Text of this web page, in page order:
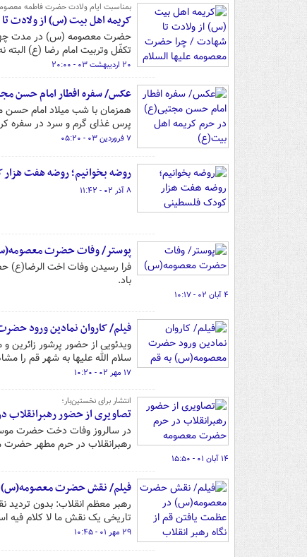
بمناسبت ایام ولادت حضرت فاطمه
کریمه اهل بیت (س) از ولادت
حضرت معصومه (س) در مدت
تکفّل وتربیت امام رضا (ع) البته
۲۰ اردیبهشت ۰۳ - ۲۰:۰۰
عکس/ سفره افطار امام حسن
پرس غذای گرم و سرد در سفره
۷ فروردین ۰۳ - ۰۵:۲۰
روضه بخوانیم؛ روضه هفت
۸ آذر ۰۲ - ۱۱:۴۲
پوستر/ وفات حضرت
فرا رسیدن وفات اخت الرضا(ع)
باد.
۴ آبان ۰۲ - ۱۰:۱۷
فیلم/ کاروان نمادین ورود
ویدئویی از حضور پرشور زائرین
سلام الله علیها به شهر قم را
۱۷ مهر ۰۲ - ۱۰:۲۰
انتشار برای نخستین‌بار؛
تصاویری از حضور
رهبرانقلاب در حرم مطهر حضرت
۱۴ آبان ۰۱ - ۱۵:۵۰
فیلم/ نقش حضرت معصومه(س)
رهبر معظم انقلاب: بدون
تاریخی یک نقش ما لا کلام فیه
۲۹ مهر ۰۱ - ۱۰:۴۵